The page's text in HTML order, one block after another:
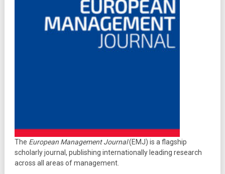
The European Management Journal(EMJ) is a flagship
scholarly journal, publishing internationally leading research
across all areas of management.